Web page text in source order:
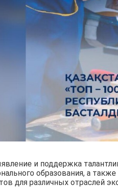
и поддержка
образования, а
для различных отраслей